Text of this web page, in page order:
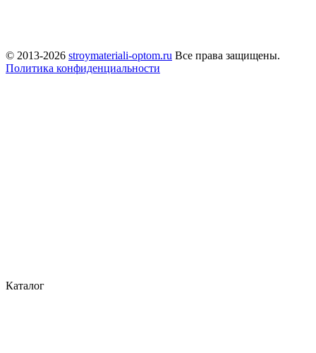
© 2013-2026 stroymateriali-optom.ru Все права защищены.
Политика конфиденциальности
Каталог